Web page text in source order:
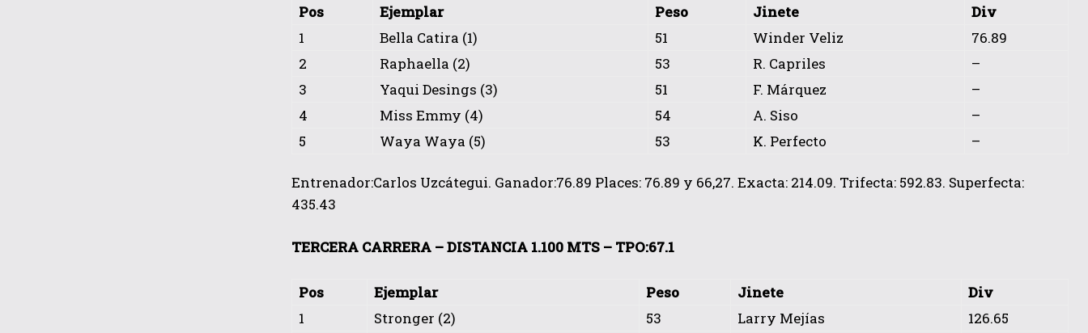
Pos Ejemplar Peso Jinete
Div
1
Bella Catira (1) 51 Winder Veliz
76.89
2
Raphaella (2) 53 R. Capriles
–
3
Yaqui Desings (3) 51 F. Márquez
–
4
Miss Emmy (4) 54 A. Siso
–
5
Waya Waya (5) 53 K. Perfecto –
Entrenador:Carlos Uzcátegui. Ganador:76.89 Places: 76.89 y 66,27. Exacta: 214.09. Trifecta: 592.83. Superfecta:
435.43
TERCERA CARRERA – DISTANCIA 1.100 MTS – TPO:67.1
Pos Ejemplar Peso Jinete
Div
1
Stronger (2) 53 Larry Mejías
126.65